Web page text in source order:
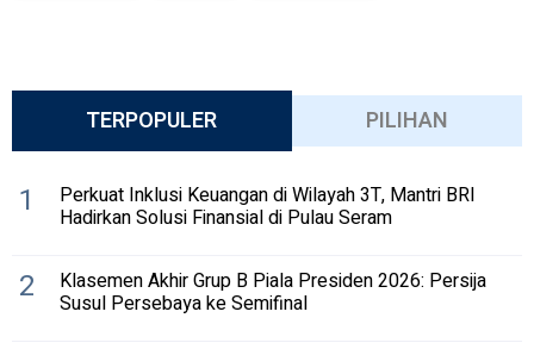
TERPOPULER PILIHAN
1 Perkuat Inklusi Keuangan di Wilayah 3T, Mantri BRI
Hadirkan Solusi Finansial di Pulau Seram
2 Klasemen Akhir Grup B Piala Presiden 2026: Persija
Susul Persebaya ke Semifinal